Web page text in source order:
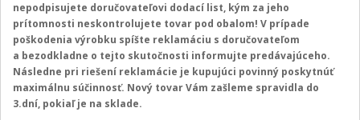
nepodpisujete doručovateľovi dodací list, kým za jeho
prítomnosti neskontrolujete tovar pod obalom! V prípade
poškodenia výrobku spíšte reklamáciu s doručovateľom
a bezodkladne o tejto skutočnosti informujte predávajúceho.
Následne pri riešení reklamácie je kupujúci povinný poskytnúť
maximálnu súčinnosť. Nový tovar Vám zašleme spravidla do
3.dní, pokiaľ je na sklade.